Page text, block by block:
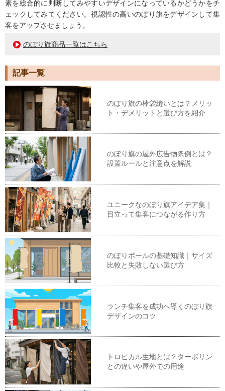
素を総合的に判断してみやすいデザインになっているかどうかをチ
ェックしてみてください。視認性の高いのぼり旗をデザインして集
客をアップさせましょう。
のぼり旗商品一覧はこちら
記事一覧
のぼり旗の棒袋縫いとは？メリッ
ト・デメリットと選び方を紹介
のぼり旗の屋外広告物条例とは？
設置ルールと注意点を解説
ユニークなのぼり旗アイデア集｜
目立って集客につながる作り方
のぼりポールの基礎知識｜サイズ
比較と失敗しない選び方
ランチ集客を成功へ導くのぼり旗
デザインのコツ
トロピカル生地とは？ターポリン
との違いや屋外での用途